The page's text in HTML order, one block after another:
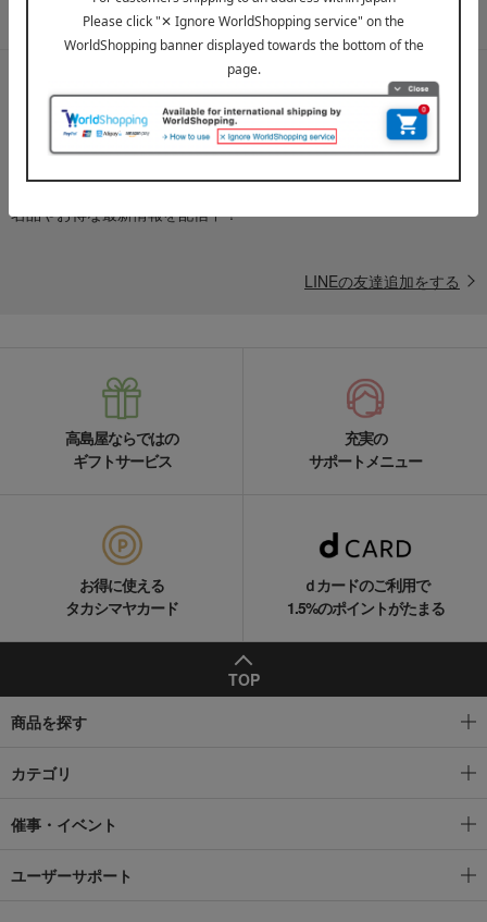
メールマガジンについて詳しく見る
LINE公式アカウント
名品やお得な最新情報を配信中！
LINEの友達追加をする
高島屋ならではの
ギフトサービス
充実の
サポートメニュー
お得に使える
タカシマヤカード
ｄカードのご利用で
1.5%のポイントがたまる
TOP
商品を探す
カテゴリ
催事・イベント
ユーザーサポート